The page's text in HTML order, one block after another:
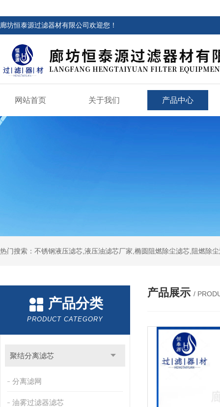
廊坊恒泰源过滤器材有限公司欢迎您！
网站首页 关于我们 产品中心
热门搜索：不锈钢液压滤芯,液压油滤芯厂家,椭圆阻燃除尘滤芯,阻燃除
产品分类
PRODUCT CATEGORY
聚结分离滤芯
分离滤网
油雾过滤器滤芯
产品展示 /